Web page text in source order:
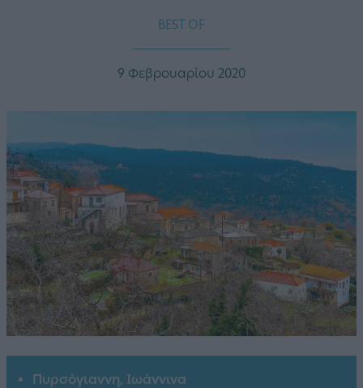
BEST OF
9 Φεβρουαρίου 2020
Πυρσόγιαννη, Ιωάννινα